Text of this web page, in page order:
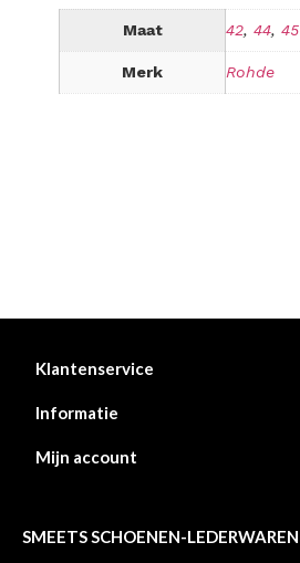
Maat 42,44,45
Merk Rohde
Klantenservice
Informatie
Mijn account
SMEETS SCHOENEN-LEDERWAREN